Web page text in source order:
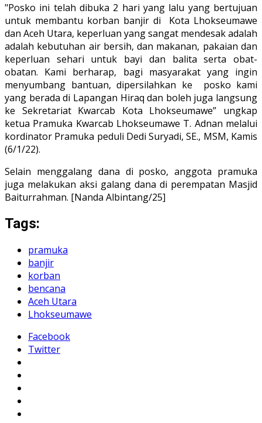
"Posko ini telah dibuka 2 hari yang lalu yang bertujuan
untuk membantu korban banjir di Kota Lhokseumawe
dan Aceh Utara, keperluan yang sangat mendesak adalah
adalah kebutuhan air bersih, dan makanan, pakaian dan
keperluan sehari untuk bayi dan balita serta obat-
obatan. Kami berharap, bagi masyarakat yang ingin
menyumbang bantuan, dipersilahkan ke posko kami
yang berada di Lapangan Hiraq dan boleh juga langsung
ke Sekretariat Kwarcab Kota Lhokseumawe” ungkap
ketua Pramuka Kwarcab Lhokseumawe T. Adnan melalui
kordinator Pramuka peduli Dedi Suryadi, SE., MSM, Kamis
(6/1/22).
Selain menggalang dana di posko, anggota pramuka
juga melakukan aksi galang dana di perempatan Masjid
Baiturrahman. [Nanda Albintang/25]
Tags:
pramuka
banjir
korban
bencana
Aceh Utara
Lhokseumawe
Facebook
Twitter